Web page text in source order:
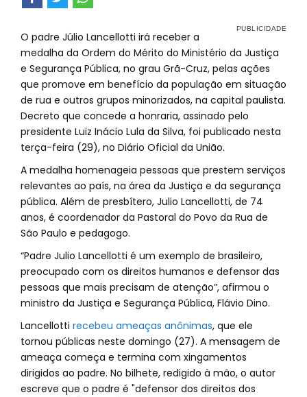
O padre Júlio Lancellotti irá receber a
medalha da Ordem do Mérito do Ministério da Justiça
e Segurança Pública, no grau Grã-Cruz, pelas ações
que promove em benefício da população em situação
de rua e outros grupos minorizados, na capital paulista.
Decreto que concede a honraria, assinado pelo
presidente Luiz Inácio Lula da Silva, foi publicado nesta
terça-feira (29), no Diário Oficial da União.
A medalha homenageia pessoas que prestem serviços
relevantes ao país, na área da Justiça e da segurança
pública. Além de presbítero, Julio Lancellotti, de 74
anos, é coordenador da Pastoral do Povo da Rua de
São Paulo e pedagogo.
“Padre Julio Lancellotti é um exemplo de brasileiro,
preocupado com os direitos humanos e defensor das
pessoas que mais precisam de atenção”, afirmou o
ministro da Justiça e Segurança Pública, Flávio Dino.
Lancellotti recebeu ameaças anônimas, que ele
tornou públicas neste domingo (27). A mensagem de
ameaça começa e termina com xingamentos
dirigidos ao padre. No bilhete, redigido à mão, o autor
escreve que o padre é "defensor dos direitos dos